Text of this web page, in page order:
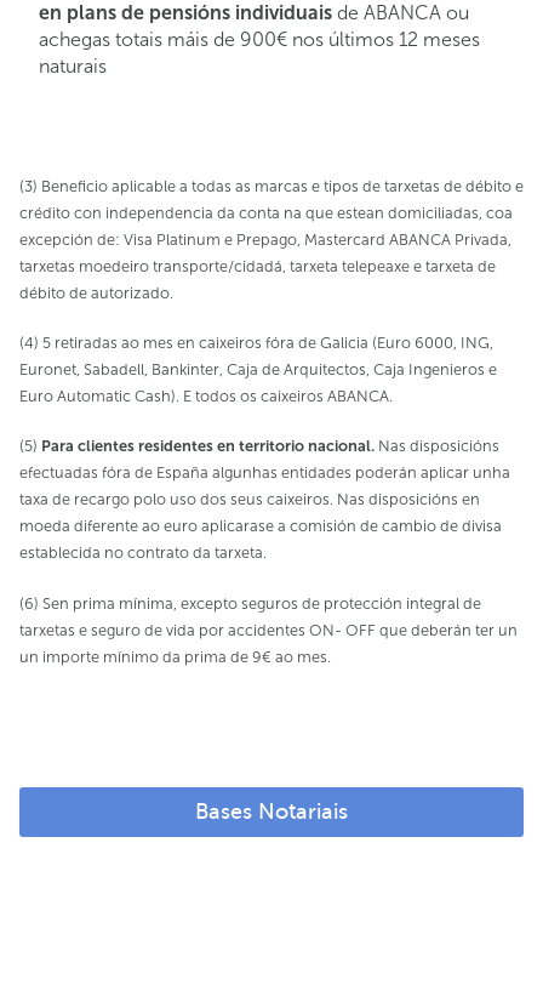
en plans de pensións individuais de ABANCA ou
achegas totais máis de 900€ nos últimos 12 meses
naturais
(3) Beneficio aplicable a todas as marcas e tipos de tarxetas de débito e
crédito con independencia da conta na que estean domiciliadas, coa
excepción de: Visa Platinum e Prepago, Mastercard ABANCA Privada,
tarxetas moedeiro transporte/cidadá, tarxeta telepeaxe e tarxeta de
débito de autorizado.
(4) 5 retiradas ao mes en caixeiros fóra de Galicia (Euro 6000, ING,
Euronet, Sabadell, Bankinter, Caja de Arquitectos, Caja Ingenieros e
Euro Automatic Cash). E todos os caixeiros ABANCA.
(5) Para clientes residentes en territorio nacional. Nas disposicións
efectuadas fóra de España algunhas entidades poderán aplicar unha
taxa de recargo polo uso dos seus caixeiros. Nas disposicións en
moeda diferente ao euro aplicarase a comisión de cambio de divisa
establecida no contrato da tarxeta.
(6) Sen prima mínima, excepto seguros de protección integral de
tarxetas e seguro de vida por accidentes ON- OFF que deberán ter un
un importe mínimo da prima de 9€ ao mes.
Bases Notariais